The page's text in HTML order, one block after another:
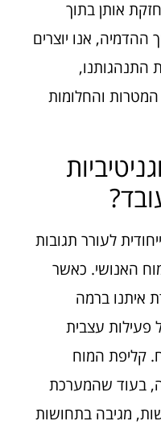
אותן בתוך
אנו יוצרים
התנהגותנו,
המטרות והחלומות
לעורר תגובות
האנושי. כאשר
איתנו ברמה
עצבית
קליפת המוח
בעוד שהמערכת
מגיבה בתחושות